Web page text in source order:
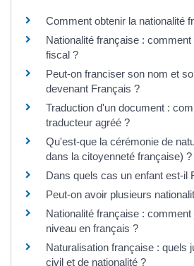
Comment obtenir la nationalité
Nationalité française :
fiscal ?
Peut-on franciser son nom et
devenant Français ?
Traduction d'un document :
traducteur agréé ?
Qu'est-que la cérémonie de
dans la citoyenneté française) ?
Dans quels cas un enfant est-il
Peut-on avoir plusieurs
Nationalité française :
niveau en français ?
Naturalisation française : quels
civil et de nationalité ?